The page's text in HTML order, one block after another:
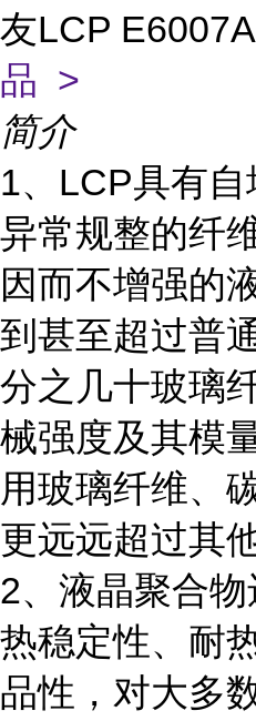
友LCP
品 >
简介
1、LCP具有
异常规整的纤
因而不增强的
到甚至超过普
分之几十玻璃
械强度及其模
用玻璃纤维、
更远远超过其
2、液晶聚合
热稳定性、耐
品性，对大多